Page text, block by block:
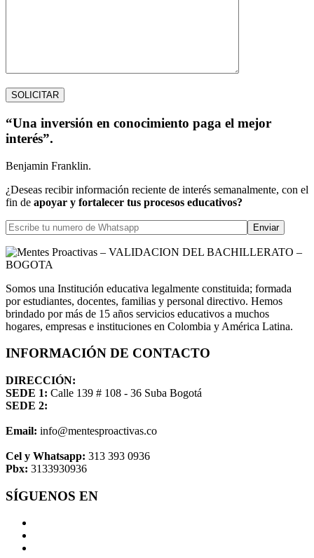
“Una inversión en conocimiento paga el mejor
interés”.
Benjamin Franklin.
¿Deseas recibir información reciente de interés semanalmente, con el
fin de apoyar y fortalecer tus procesos educativos?
Somos una Institución educativa legalmente constituida; formada
por estudiantes, docentes, familias y personal directivo. Hemos
brindado por más de 15 años servicios educativos a muchos
hogares, empresas e instituciones en Colombia y América Latina.
INFORMACIÓN DE CONTACTO
DIRECCIÓN:
SEDE 1: Calle 139 # 108 - 36 Suba Bogotá
SEDE 2:
Email: info@mentesproactivas.co
Cel y Whatsapp: 313 393 0936
Pbx: 3133930936
SÍGUENOS EN